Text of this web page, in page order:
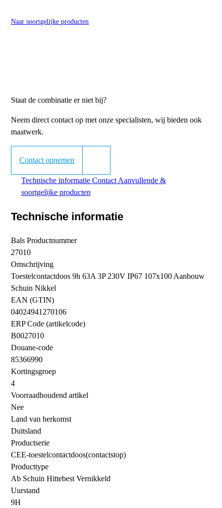
Naar soortgelijke producten
Staat de combinatie er niet bij?
Neem direct contact op met onze specialisten, wij bieden ook
maatwerk.
Contact opnemen
Technische informatie Contact Aanvullende &
soortgelijke producten
Technische informatie
Bals Productnummer
27010
Omschrijving
Toestelcontactdoos 9h 63A 3P 230V IP67 107x100 Aanbouw
Schuin Nikkel
EAN (GTIN)
04024941270106
ERP Code (artikelcode)
B0027010
Douane-code
85366990
Kortingsgroep
4
Voorraadhoudend artikel
Nee
Land van herkomst
Duitsland
Productserie
CEE-toestelcontactdoos(contactstop)
Producttype
Ab Schuin Hittebest Vernikkeld
Uurstand
9H